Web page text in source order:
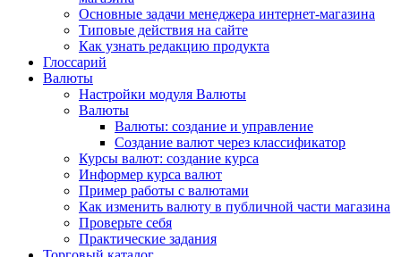
Основные задачи менеджера интернет-магазина
Типовые действия на сайте
Как узнать редакцию продукта
Глоссарий
Валюты
Настройки модуля Валюты
Валюты
Валюты: создание и управление
Создание валют через классификатор
Курсы валют: создание курса
Информер курса валют
Пример работы с валютами
Как изменить валюту в публичной части магазина
Проверьте себя
Практические задания